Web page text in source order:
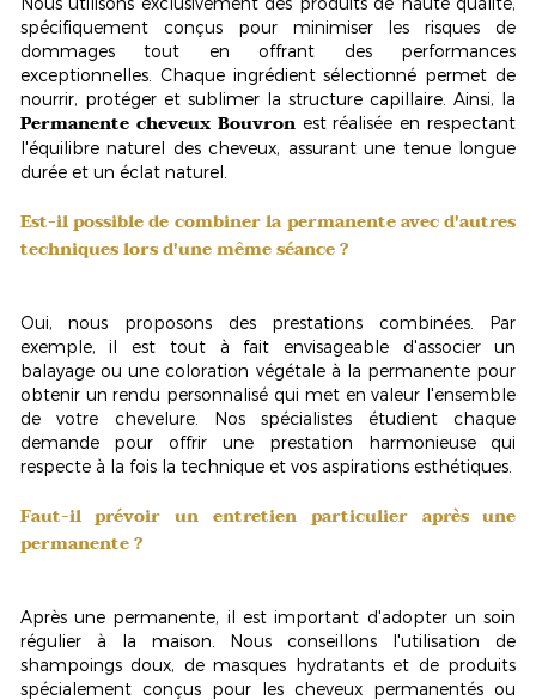
spécifiquement conçus pour minimiser les risques de
dommages tout en offrant des performances
exceptionnelles. Chaque ingrédient sélectionné permet de
nourrir, protéger et sublimer la structure capillaire. Ainsi, la
Permanente cheveux Bouvron est réalisée en respectant
l'équilibre naturel des cheveux, assurant une tenue longue
durée et un éclat naturel.
Est-il possible de combiner la permanente avec d'autres
techniques lors d'une même séance ?
Oui, nous proposons des prestations combinées. Par
exemple, il est tout à fait envisageable d'associer un
balayage ou une coloration végétale à la permanente pour
obtenir un rendu personnalisé qui met en valeur l'ensemble
de votre chevelure. Nos spécialistes étudient chaque
demande pour offrir une prestation harmonieuse qui
respecte à la fois la technique et vos aspirations esthétiques.
Faut-il prévoir un entretien particulier après une
permanente ?
Après une permanente, il est important d'adopter un soin
régulier à la maison. Nous conseillons l'utilisation de
shampoings doux, de masques hydratants et de produits
spécialement conçus pour les cheveux permanentés ou